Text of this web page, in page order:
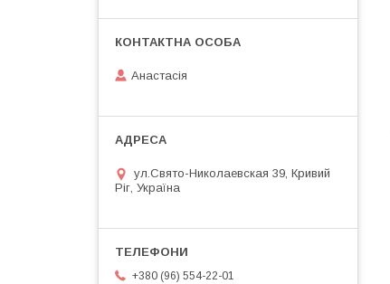
Анастасія
ул.Свято-Николаевская 39, Кривий
Ріг, Україна
+380 (96) 554-22-01